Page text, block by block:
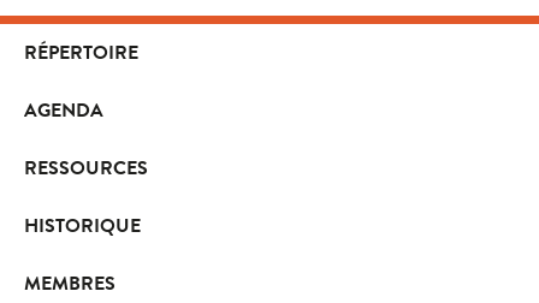
RÉPERTOIRE
AGENDA
RESSOURCES
HISTORIQUE
MEMBRES